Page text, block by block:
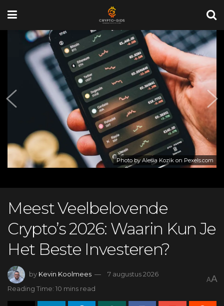
Photo by Alesia Kozik on Pexels.com
Meest Veelbelovende
Crypto’s 2026: Waarin Kun Je
Het Beste Investeren?
by Kevin Koolmees
7 augustus 2026
Reading Time: 10 mins read
AA